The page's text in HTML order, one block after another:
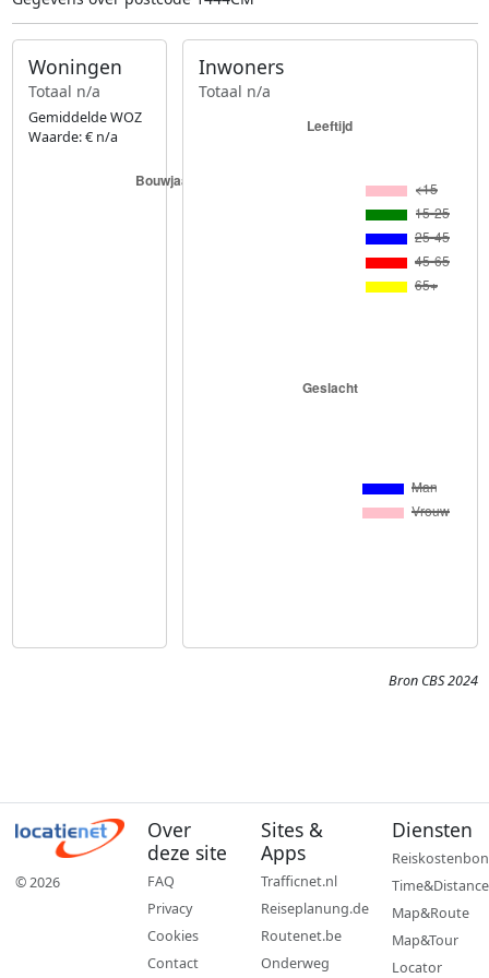
Woningen
Totaal n/a
Gemiddelde WOZ
Waarde: € n/a
Inwoners
Totaal n/a
Bron CBS 2024
© 2026
Over
deze site
FAQ
Privacy
Cookies
Contact
Sites &
Apps
Trafficnet.nl
Reiseplanung.de
Routenet.be
Onderweg
Diensten
Reiskostenbon
Time&Distance
Map&Route
Map&Tour
Locator